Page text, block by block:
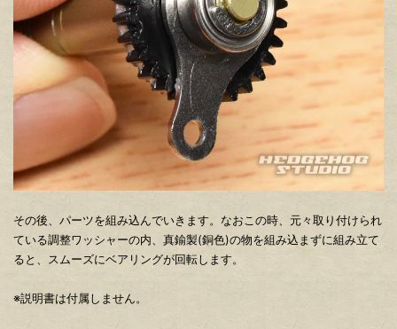
その後、パーツを組み込んでいきます。なおこの時、元々取り付けられ
ている調整ワッシャーの内、真鍮製(銅色)の物を組み込まずに組み立て
ると、スムーズにベアリングが回転します。
※説明書は付属しません。